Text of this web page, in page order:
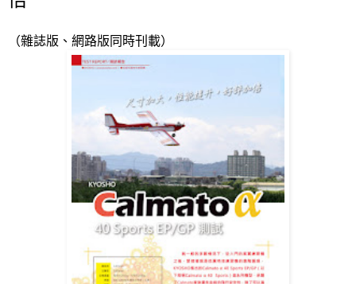
（雜誌版、網路版同時刊載）